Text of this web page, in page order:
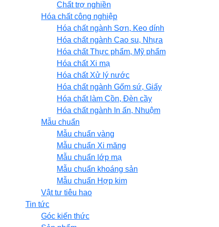
Chất trợ nghiền
Hóa chất công nghiệp
Hóa chất ngành Sơn, Keo dính
Hóa chất ngành Cao su, Nhựa
Hóa chất Thực phẩm, Mỹ phẩm
Hóa chất Xi mạ
Hóa chất Xử lý nước
Hóa chất ngành Gốm sứ, Giấy
Hóa chất làm Cồn, Đèn cầy
Hóa chất ngành In ấn, Nhuộm
Mẫu chuẩn
Mẫu chuẩn vàng
Mẫu chuẩn Xi măng
Mẫu chuẩn lớp mạ
Mẫu chuẩn khoáng sản
Mẫu chuẩn Hợp kim
Vật tư tiêu hao
Tin tức
Góc kiến thức